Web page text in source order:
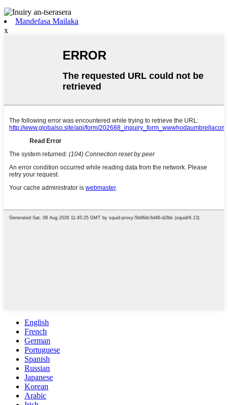
Mandefasa Mailaka
x
English
French
German
Portuguese
Spanish
Russian
Japanese
Korean
Arabic